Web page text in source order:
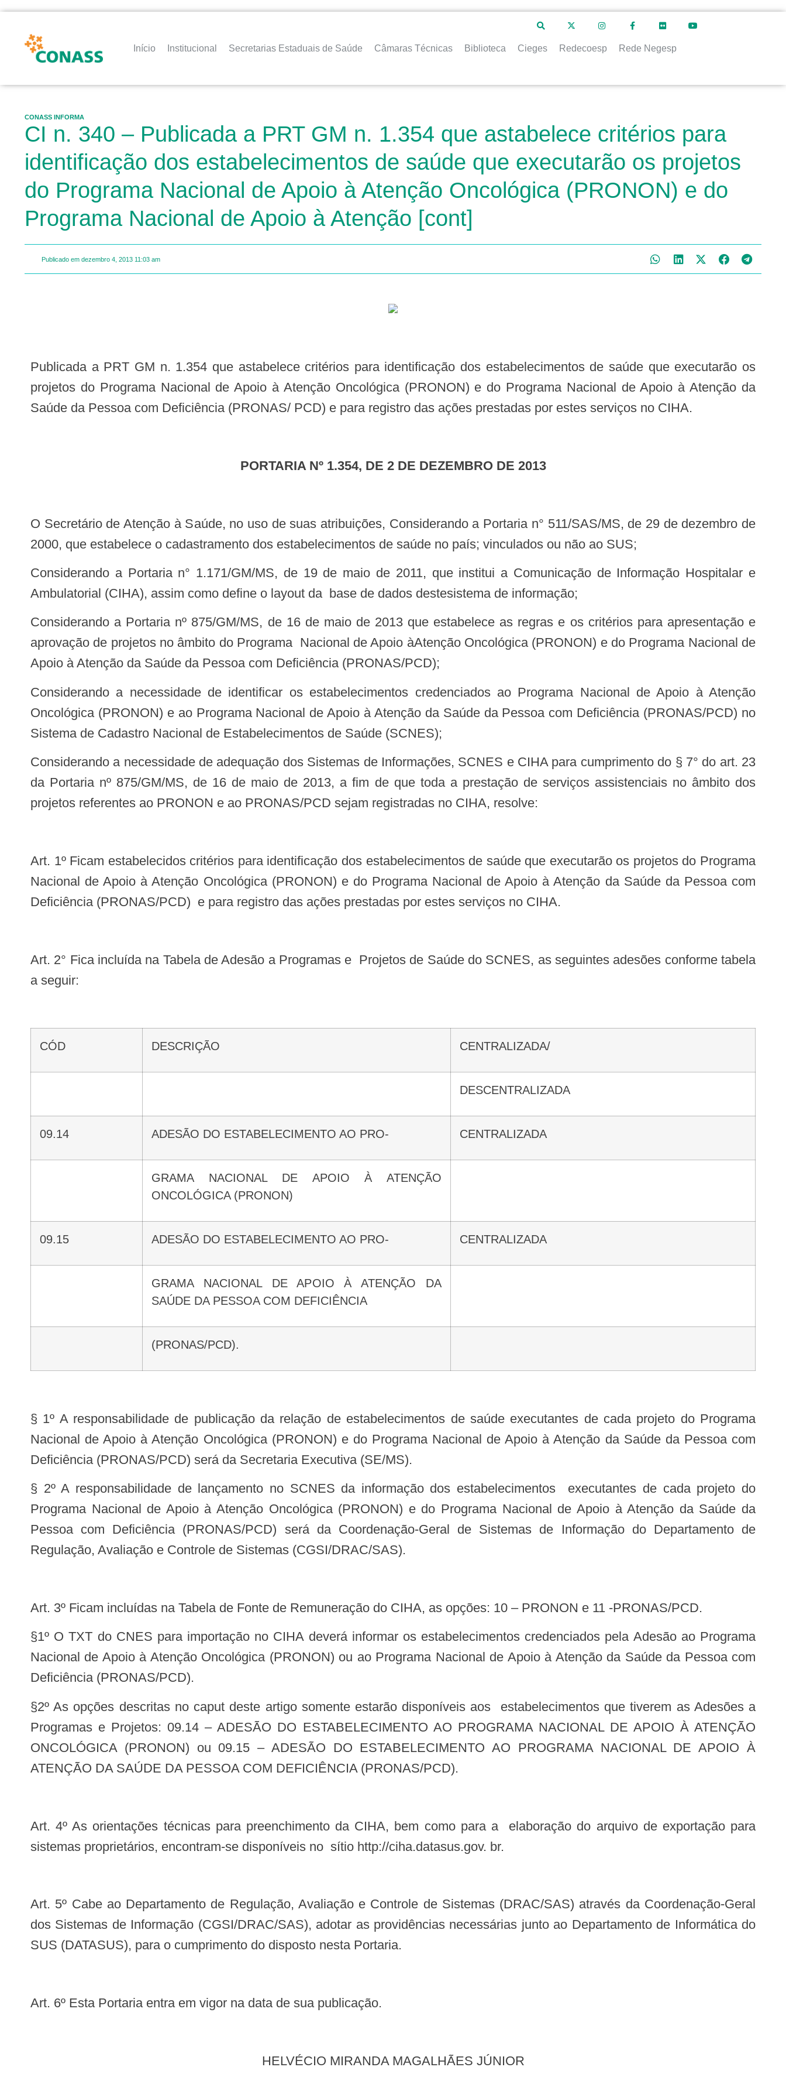
Início Institucional Secretarias Estaduais de Saúde Câmaras Técnicas Biblioteca Cieges Redecoesp Rede Negesp
CONASS INFORMA
CI n. 340 – Publicada a PRT GM n. 1.354 que astabelece critérios para
identificação dos estabelecimentos de saúde que executarão os projetos
do Programa Nacional de Apoio à Atenção Oncológica (PRONON) e do
Programa Nacional de Apoio à Atenção [cont]
Publicado em dezembro 4, 2013 11:03 am
Publicada a PRT GM n. 1.354 que astabelece critérios para identificação dos estabelecimentos de saúde que executarão os
projetos do Programa Nacional de Apoio à Atenção Oncológica (PRONON) e do Programa Nacional de Apoio à Atenção da
Saúde da Pessoa com Deficiência (PRONAS/ PCD) e para registro das ações prestadas por estes serviços no CIHA.
PORTARIA Nº 1.354, DE 2 DE DEZEMBRO DE 2013
O Secretário de Atenção à Saúde, no uso de suas atribuições, Considerando a Portaria n° 511/SAS/MS, de 29 de dezembro de
2000, que estabelece o cadastramento dos estabelecimentos de saúde no país; vinculados ou não ao SUS;
Considerando a Portaria n° 1.171/GM/MS, de 19 de maio de 2011, que institui a Comunicação de Informação Hospitalar e
Ambulatorial (CIHA), assim como define o layout da base de dados destesistema de informação;
Considerando a Portaria nº 875/GM/MS, de 16 de maio de 2013 que estabelece as regras e os critérios para apresentação e
aprovação de projetos no âmbito do Programa Nacional de Apoio àAtenção Oncológica (PRONON) e do Programa Nacional de
Apoio à Atenção da Saúde da Pessoa com Deficiência (PRONAS/PCD);
Considerando a necessidade de identificar os estabelecimentos credenciados ao Programa Nacional de Apoio à Atenção
Oncológica (PRONON) e ao Programa Nacional de Apoio à Atenção da Saúde da Pessoa com Deficiência (PRONAS/PCD) no
Sistema de Cadastro Nacional de Estabelecimentos de Saúde (SCNES);
Considerando a necessidade de adequação dos Sistemas de Informações, SCNES e CIHA para cumprimento do § 7° do art. 23
da Portaria nº 875/GM/MS, de 16 de maio de 2013, a fim de que toda a prestação de serviços assistenciais no âmbito dos
projetos referentes ao PRONON e ao PRONAS/PCD sejam registradas no CIHA, resolve:
Art. 1º Ficam estabelecidos critérios para identificação dos estabelecimentos de saúde que executarão os projetos do Programa
Nacional de Apoio à Atenção Oncológica (PRONON) e do Programa Nacional de Apoio à Atenção da Saúde da Pessoa com
Deficiência (PRONAS/PCD) e para registro das ações prestadas por estes serviços no CIHA.
Art. 2° Fica incluída na Tabela de Adesão a Programas e Projetos de Saúde do SCNES, as seguintes adesões conforme tabela
a seguir:
CÓD DESCRIÇÃO CENTRALIZADA/
DESCENTRALIZADA
09.14 ADESÃO DO ESTABELECIMENTO AO PRO- CENTRALIZADA
GRAMA NACIONAL DE APOIO À ATENÇÃO
ONCOLÓGICA (PRONON)
09.15 ADESÃO DO ESTABELECIMENTO AO PRO- CENTRALIZADA
GRAMA NACIONAL DE APOIO À ATENÇÃO DA
SAÚDE DA PESSOA COM DEFICIÊNCIA
(PRONAS/PCD).
§ 1º A responsabilidade de publicação da relação de estabelecimentos de saúde executantes de cada projeto do Programa
Nacional de Apoio à Atenção Oncológica (PRONON) e do Programa Nacional de Apoio à Atenção da Saúde da Pessoa com
Deficiência (PRONAS/PCD) será da Secretaria Executiva (SE/MS).
§ 2º A responsabilidade de lançamento no SCNES da informação dos estabelecimentos executantes de cada projeto do
Programa Nacional de Apoio à Atenção Oncológica (PRONON) e do Programa Nacional de Apoio à Atenção da Saúde da
Pessoa com Deficiência (PRONAS/PCD) será da Coordenação-Geral de Sistemas de Informação do Departamento de
Regulação, Avaliação e Controle de Sistemas (CGSI/DRAC/SAS).
Art. 3º Ficam incluídas na Tabela de Fonte de Remuneração do CIHA, as opções: 10 – PRONON e 11 -PRONAS/PCD.
§1º O TXT do CNES para importação no CIHA deverá informar os estabelecimentos credenciados pela Adesão ao Programa
Nacional de Apoio à Atenção Oncológica (PRONON) ou ao Programa Nacional de Apoio à Atenção da Saúde da Pessoa com
Deficiência (PRONAS/PCD).
§2º As opções descritas no caput deste artigo somente estarão disponíveis aos estabelecimentos que tiverem as Adesões a
Programas e Projetos: 09.14 – ADESÃO DO ESTABELECIMENTO AO PROGRAMA NACIONAL DE APOIO À ATENÇÃO
ONCOLÓGICA (PRONON) ou 09.15 – ADESÃO DO ESTABELECIMENTO AO PROGRAMA NACIONAL DE APOIO À
ATENÇÃO DA SAÚDE DA PESSOA COM DEFICIÊNCIA (PRONAS/PCD).
Art. 4º As orientações técnicas para preenchimento da CIHA, bem como para a elaboração do arquivo de exportação para
sistemas proprietários, encontram-se disponíveis no sítio http://ciha.datasus.gov. br.
Art. 5º Cabe ao Departamento de Regulação, Avaliação e Controle de Sistemas (DRAC/SAS) através da Coordenação-Geral
dos Sistemas de Informação (CGSI/DRAC/SAS), adotar as providências necessárias junto ao Departamento de Informática do
SUS (DATASUS), para o cumprimento do disposto nesta Portaria.
Art. 6º Esta Portaria entra em vigor na data de sua publicação.
HELVÉCIO MIRANDA MAGALHÃES JÚNIOR